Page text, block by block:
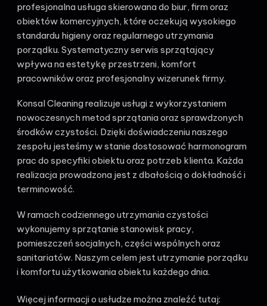
profesjonalna usługa skierowana do biur, firm oraz
obiektów komercyjnych, które oczekują wysokiego
standardu higieny oraz regularnego utrzymania
porządku. Systematyczny serwis sprzątający
wpływa na estetykę przestrzeni, komfort
pracowników oraz profesjonalny wizerunek firmy.
Konsal Cleaning realizuje usługi z wykorzystaniem
nowoczesnych metod sprzątania oraz sprawdzonych
środków czystości. Dzięki doświadczeniu naszego
zespołu jesteśmy w stanie dostosować harmonogram
prac do specyfiki obiektu oraz potrzeb klienta. Każda
realizacja prowadzona jest z dbałością o dokładność i
terminowość.
W ramach codziennego utrzymania czystości
wykonujemy sprzątanie stanowisk pracy,
pomieszczeń socjalnych, części wspólnych oraz
sanitariatów. Naszym celem jest utrzymanie porządku
i komfortu użytkowania obiektu każdego dnia.
Więcej informacji o usłudze można znaleźć tutaj: